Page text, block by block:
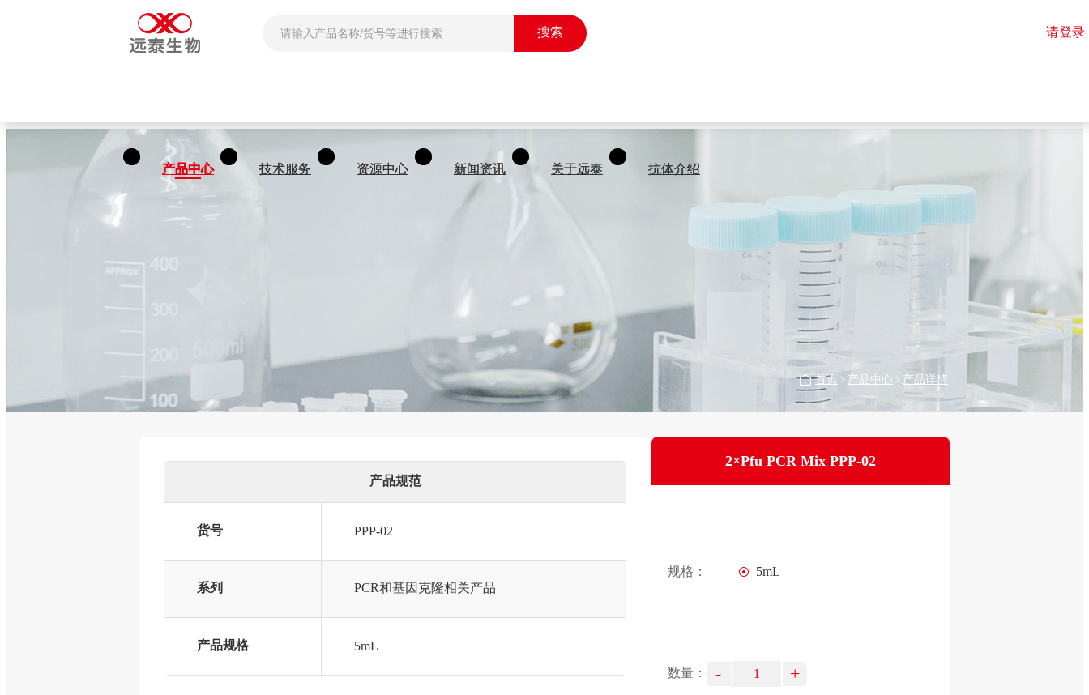
搜索 请登录
产品中心 技术服务 资源中心 新闻资讯 关于远泰 抗体介绍
首页 > 产品中心 > 产品详情
产品规范
货号 PPP-02
系列 PCR和基因克隆相关产品
产品规格 5mL
2×Pfu PCR Mix PPP-02
规格： 5mL
数量： - +
搜索 请登录
产品中心 技术服务 资源中心 新闻资讯 关于远泰 抗体介绍